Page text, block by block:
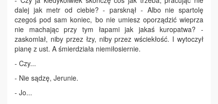
dalej jak metr od ciebie? - parsknął - Albo nie spartolę
czegoś pod sam koniec, bo nie umiesz oporządzić wieprza
nie machając przy tym łapami jak jakaś kuropatwa? -
zaskomlał, niby przez łzy, niby przez wściekłość. I wytoczył
pianę z ust. A śmierdziała niemiłosiernie.
- Czy...
- Nie sądzę, Jerunie.
- Jo...